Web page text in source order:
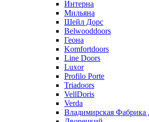
Интерна
Мильяна
Шейл Дорс
Belwooddoors
Геона
Komfortdoors
Line Doors
Luxor
Profilo Porte
Triadoors
VellDoris
Verda
Владимирская Фабрика